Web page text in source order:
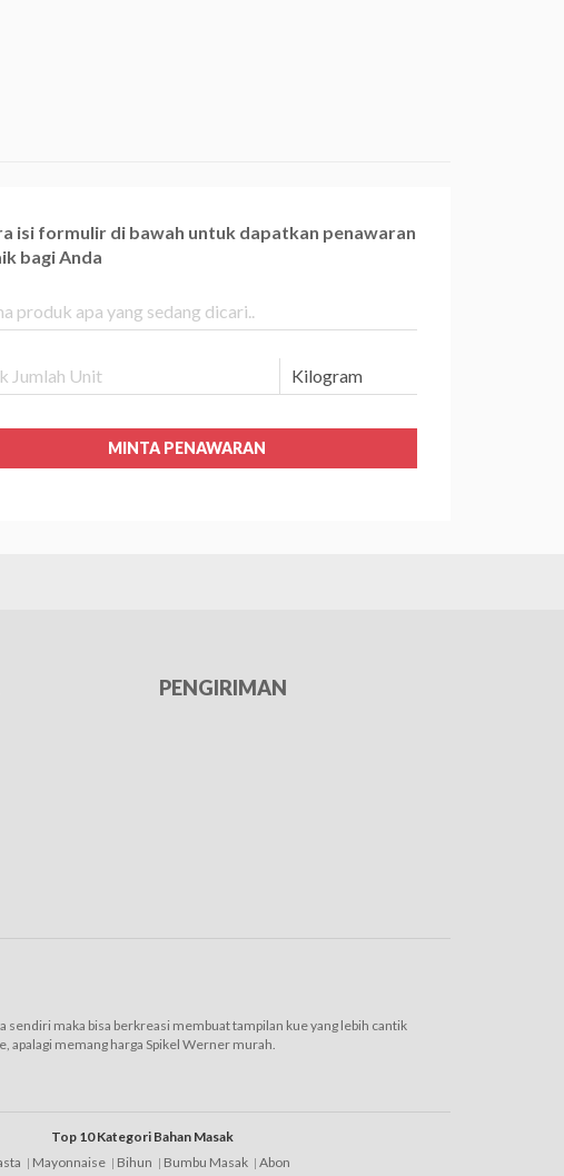
isi formulir di bawah untuk dapatkan penawaran
bagi Anda
MINTA PENAWARAN
PENGIRIMAN
sendiri maka bisa berkreasi membuat tampilan kue yang lebih cantik
apalagi memang harga Spikel Werner murah.
Menggunakan produk dekorasi dari
nilai yang cukup terjangkau. Sehingga untuk kebutuhan latihan atau
Top 10 Kategori Bahan Masak
Mayonnaise Bihun Bumbu Masak Abon